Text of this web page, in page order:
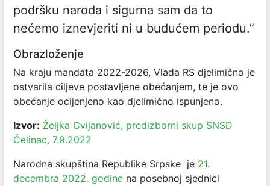
podršku naroda i sigurna sam da to
nećemo iznevjeriti ni u budućem periodu.”
Obrazloženje
Na kraju mandata 2022-2026, Vlada RS djelimično je
ostvarila ciljeve postavljene obećanjem, te je ovo
obećanje ocijenjeno kao djelimično ispunjeno.
Izvor: Željka Cvijanović, predizborni skup SNSD
Čelinac, 7.9.2022
Narodna skupština Republike Srpske je 21.
decembra 2022. godine na posebnoj sjednici